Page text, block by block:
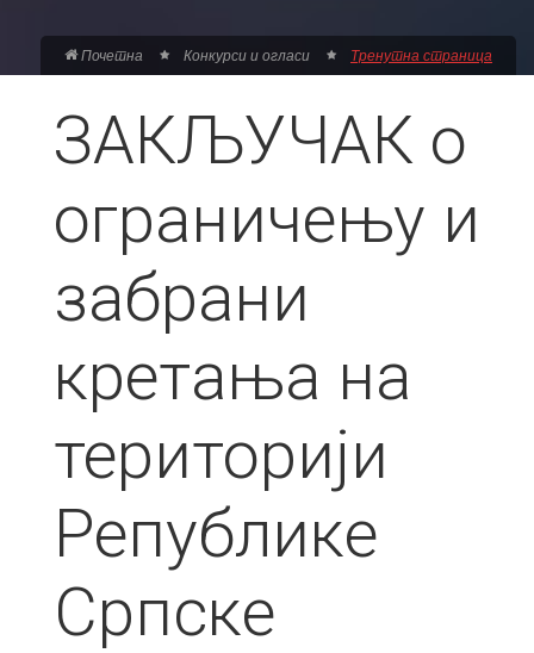
Почетна Конкурси и огласи Тренутна страница
ЗАКЉУЧАК о
ограничењу и
забрани
кретања на
територији
Републике
Српске